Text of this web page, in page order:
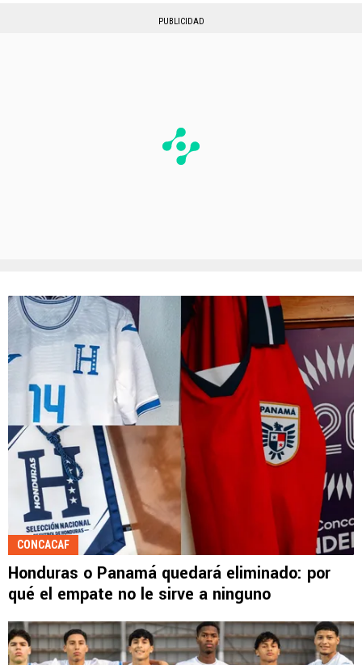
PUBLICIDAD
CONCACAF
Honduras o Panamá quedará eliminado: por
qué el empate no le sirve a ninguno